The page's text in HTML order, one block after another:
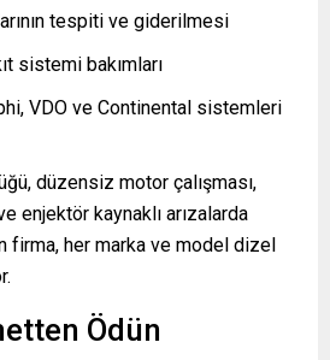
tespiti ve giderilmesi
sistemi bakımları
VDO ve Continental sistemleri
düzensiz motor çalışması,
enjektör kaynaklı arızalarda
firma, her marka ve model dizel
Ödün